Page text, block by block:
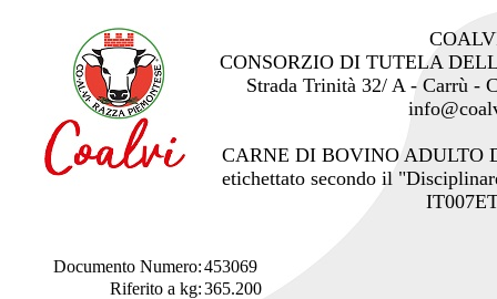
CONSORZIO DI TUTELA
Strada Trinità 32/ A - Carrù -
CARNE DI BOVINO ADULTO
etichettato secondo il
Documento Numero:453069
Riferito a kg:365.200